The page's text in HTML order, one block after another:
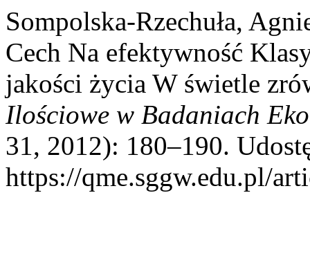
Sompolska-Rzechuła,
Cech Na efektywność
jakości życia W świetle
Ilościowe w Badaniach
31, 2012): 180–190.
https://qme.sggw.edu.pl/